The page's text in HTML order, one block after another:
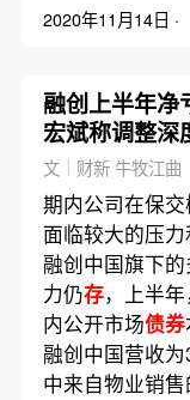
2020年11月14日 ·
融创上半年净
宏斌称调整深
预期
文｜财新 牛牧江曲
期内公司在保
面临较大的压力
融创中国旗下的
力仍存，上半
内公开市场债券
融创中国营收
中来自物业销